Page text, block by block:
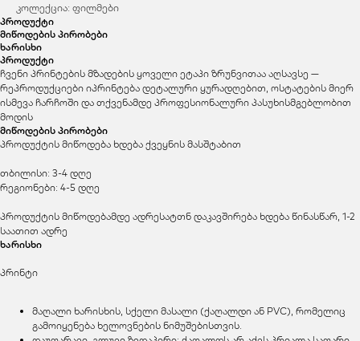
კოლექცია: ფილმები
პროდუქტი
მიწოდების პირობები
ხარისხი
პროდუქტი
ჩვენი პრინტების მზადების ყოველი ეტაპი ზრუნვითაა აღსავსე —
რეპროდუქციები იპრინტება დეტალური ყურადღებით, ოსტატების მიერ
ისმევა ჩარჩოში და თქვენამდე პროფესიონალური პასუხისმგებლობით
მოდის
მიწოდების პირობები
პროდუქტის მიწოდება ხდება ქვეყნის მასშტაბით
თბილისი: 3-4 დღე
რეგიონები: 4-5 დღე
პროდუქტის მიწოდებამდე ადრესატთნ დაკავშირება ხდება წინასწარ, 1-2
საათით ადრე
ხარისხი
პრინტი
მაღალი ხარისხის, სქელი მასალი (ქაღალდი ან PVC), რომელიც
გამოიყენება ხელოვნების ნიმუშებისთვის.